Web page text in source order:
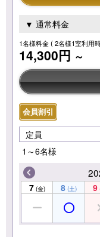
▼ 通常料金
1名様料金( 2名様1室利用
14,300円 ～
会員割引
定員
1～6名様
7 (金) 8 (土) 9